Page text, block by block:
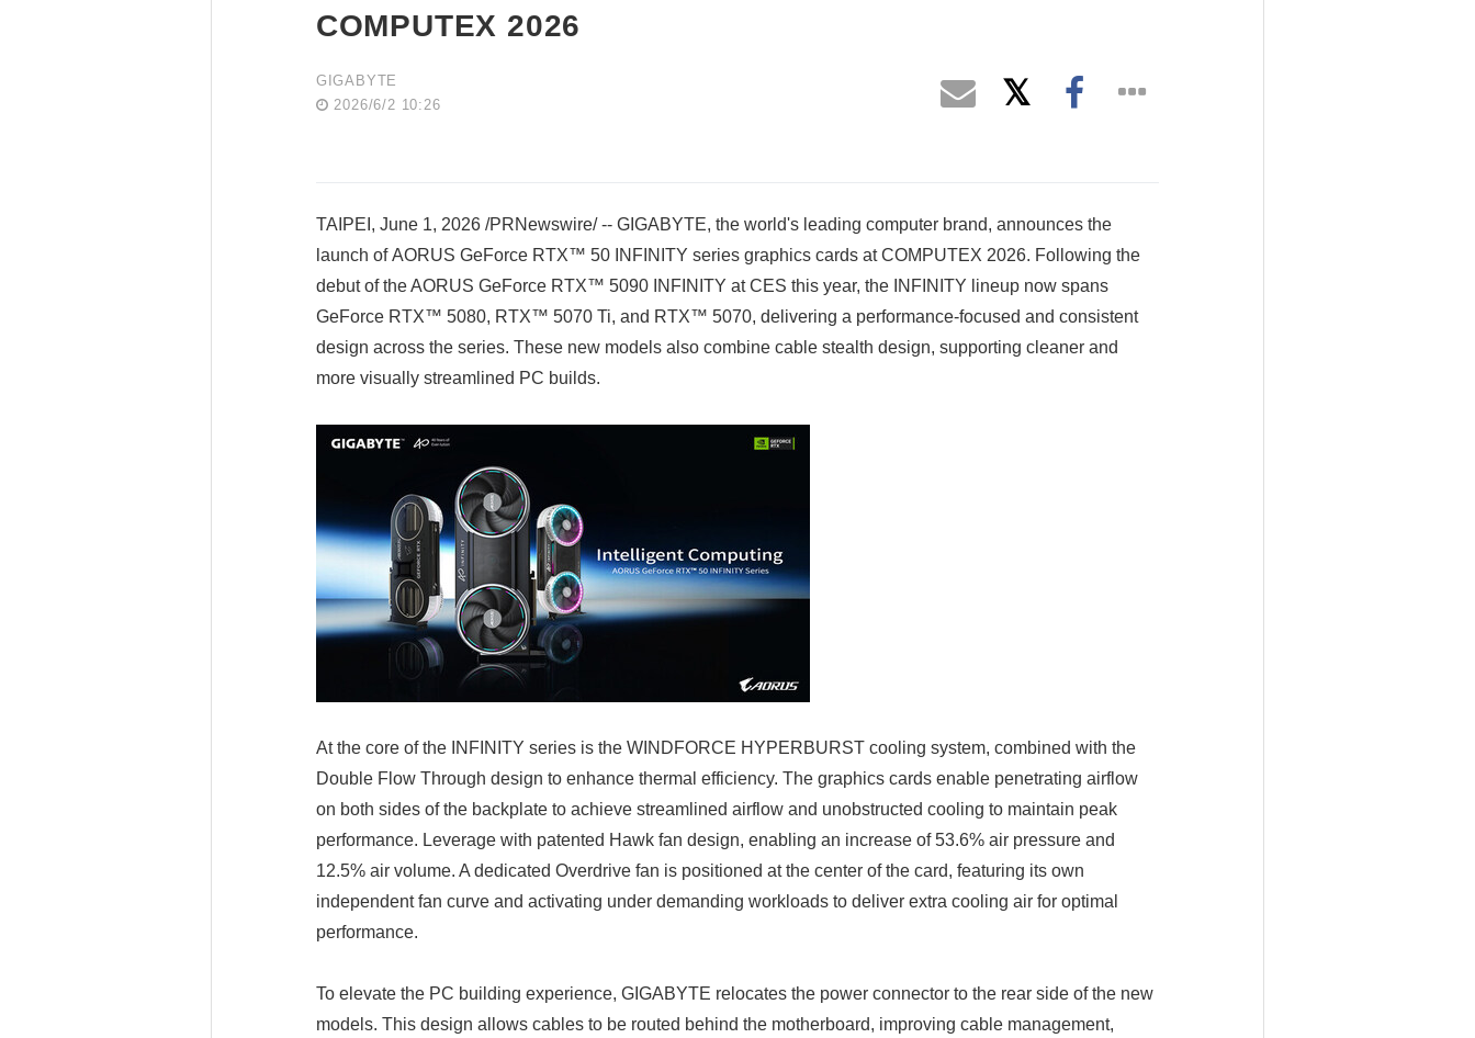
COMPUTEX 2026
GIGABYTE
2026/6/2 10:26
TAIPEI, June 1, 2026 /PRNewswire/ -- GIGABYTE, the world's leading computer brand, announces the
launch of AORUS GeForce RTX™ 50 INFINITY series graphics cards at COMPUTEX 2026. Following the
debut of the AORUS GeForce RTX™ 5090 INFINITY at CES this year, the INFINITY lineup now spans
GeForce RTX™ 5080, RTX™ 5070 Ti, and RTX™ 5070, delivering a performance-focused and consistent
design across the series. These new models also combine cable stealth design, supporting cleaner and
more visually streamlined PC builds.
At the core of the INFINITY series is the WINDFORCE HYPERBURST cooling system, combined with the
Double Flow Through design to enhance thermal efficiency. The graphics cards enable penetrating airflow
on both sides of the backplate to achieve streamlined airflow and unobstructed cooling to maintain peak
performance. Leverage with patented Hawk fan design, enabling an increase of 53.6% air pressure and
12.5% air volume. A dedicated Overdrive fan is positioned at the center of the card, featuring its own
independent fan curve and activating under demanding workloads to deliver extra cooling air for optimal
performance.
To elevate the PC building experience, GIGABYTE relocates the power connector to the rear side of the new
models. This design allows cables to be routed behind the motherboard, improving cable management,